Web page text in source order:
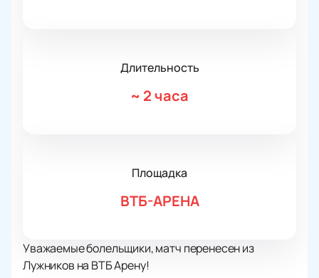
Длительность
~ 2 часа
Площадка
ВТБ-АРЕНА
Уважаемые болельщики, матч перенесен из
Лужников на ВТБ Арену!